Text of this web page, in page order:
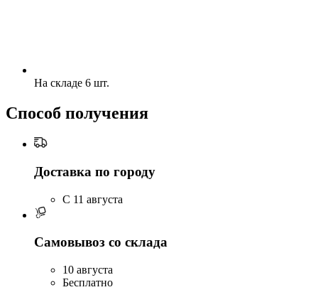
На складе 6 шт.
Способ получения
Доставка по городу
C 11 августа
Самовывоз со склада
10 августа
Бесплатно